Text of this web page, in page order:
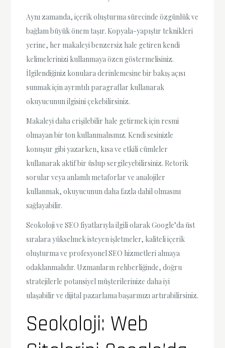
Aynı zamanda, içerik oluşturma sürecinde özgünlük ve
bağlam büyük önem taşır. Kopyala-yapıştır teknikleri
yerine, her makaleyi benzersiz hale getiren kendi
kelimelerinizi kullanmaya özen göstermelisiniz.
İlgilendiğiniz konulara derinlemesine bir bakış açısı
sunmak için ayrıntılı paragraflar kullanarak
okuyucunun ilgisini çekebilirsiniz.
Makaleyi daha erişilebilir hale getirmek için resmi
olmayan bir ton kullanmalısınız. Kendi sesinizle
konuşur gibi yazarken, kısa ve etkili cümleler
kullanarak aktif bir üslup sergileyebilirsiniz. Retorik
sorular veya anlamlı metaforlar ve analojiler
kullanmak, okuyucunun daha fazla dahil olmasını
sağlayabilir.
Seokoloji ve SEO fiyatlarıyla ilgili olarak Google’da üst
sıralara yükselmek isteyen işletmeler, kaliteli içerik
oluşturma ve profesyonel SEO hizmetleri almaya
odaklanmalıdır. Uzmanların rehberliğinde, doğru
stratejilerle potansiyel müşterilerinize daha iyi
ulaşabilir ve dijital pazarlama başarınızı artırabilirsiniz.
Seokoloji: Web